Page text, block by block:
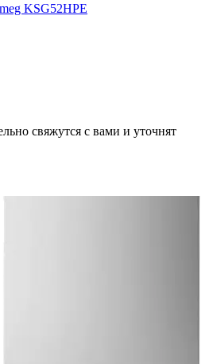
KSG52HPE
свяжутся с вами и уточнят